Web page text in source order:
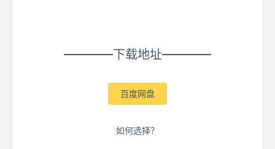
下载地址
百度网盘
如何选择？